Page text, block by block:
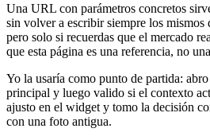
Una URL con parámetros concretos
sin volver a escribir siempre los mismos
pero solo si recuerdas que el mercado
que esta página es una referencia, no
Yo la usaría como punto de partida:
principal y luego valido si el contexto
ajusto en el widget y tomo la decisión
con una foto antigua.